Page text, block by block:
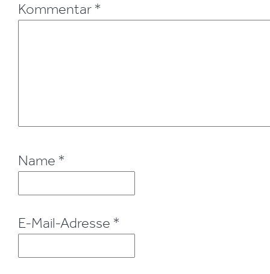
Kommentar *
Name *
E-Mail-Adresse *